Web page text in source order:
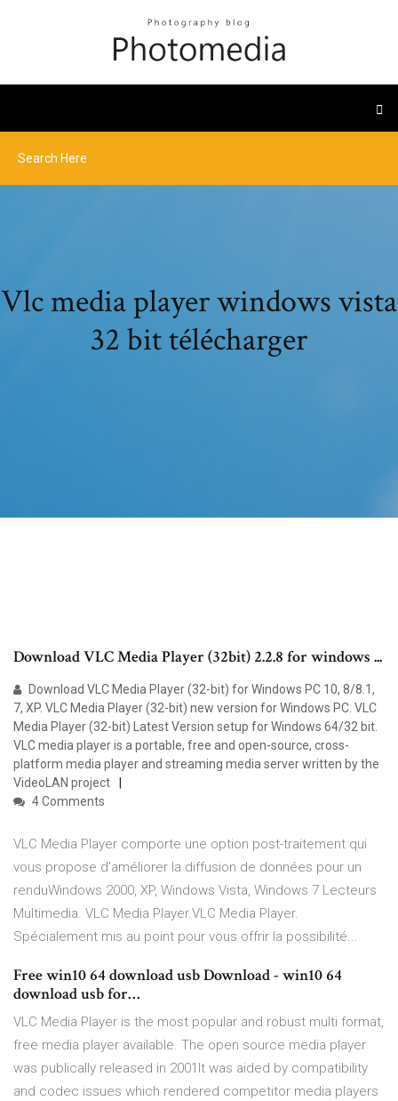
Vlc media player windows vista
32 bit télécharger
Download VLC Media Player (32bit) 2.2.8 for windows ...
Download VLC Media Player (32-bit) for Windows PC 10, 8/8.1,
7, XP. VLC Media Player (32-bit) new version for Windows PC. VLC
Media Player (32-bit) Latest Version setup for Windows 64/32 bit.
VLC media player is a portable, free and open-source, cross-
platform media player and streaming media server written by the
VideoLAN project
4 Comments
VLC Media Player comporte une option post-traitement qui
vous propose d'améliorer la diffusion de données pour un
renduWindows 2000, XP, Windows Vista, Windows 7 Lecteurs
Multimedia. VLC Media Player.VLC Media Player.
Spécialement mis au point pour vous offrir la possibilité...
Free win10 64 download usb Download - win10 64
download usb for…
VLC Media Player is the most popular and robust multi format,
free media player available. The open source media player
was publically released in 2001It was aided by compatibility
and codec issues which rendered competitor media players